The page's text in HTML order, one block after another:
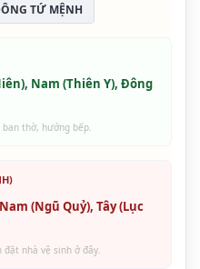
TỨ MỆNH
Nam (Thiên Y), Đông
thờ, hướng bếp.
(Ngũ Quỷ), Tây (Lục
nhà vệ sinh ở đây.